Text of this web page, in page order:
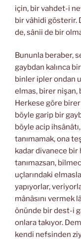
için, bir vahdet-i
bir vâhidi gösterir.
de, sânii de bir
Bununla beraber,
gaybdan kalınca
binler ipler ondan
elmas, birer nişan,
Herkese göre
böyle garip bir
böyle acip
tanımamak, ona
kadar divanece
tanımazsan,
uçlarındaki
yapıyorlar,
mânâsını vermek
önünde bir dest-i
onlara takıyor.
kendi nefsinden